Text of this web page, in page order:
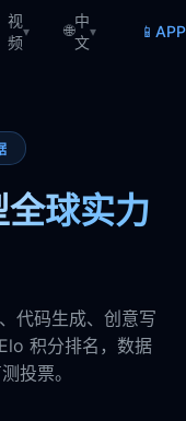
视
频
▾ 🌐
中
文
▾ 📱
球实力
代码生成、创意写
积分排名，数据
投票。